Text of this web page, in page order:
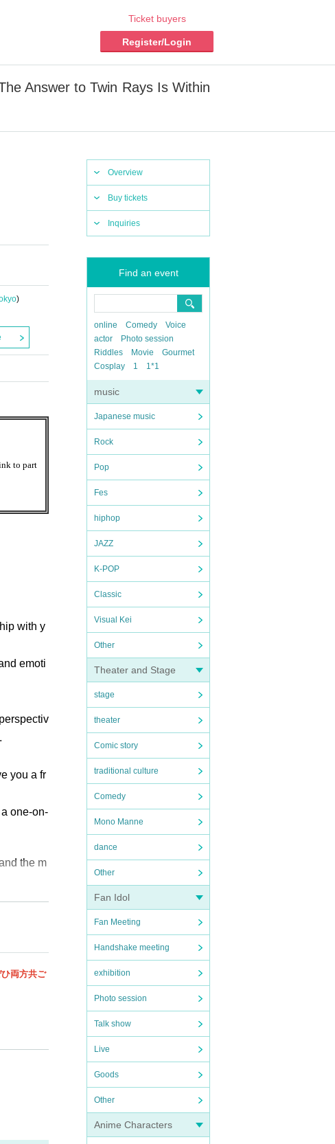
Ticket buyers
Register/Login
Answer to Twin Rays Is Within
Overview
Buy tickets
Inquiries
Find an event
online Comedy
Voice
actor
Photo session
Riddles
Movie
Gourmet
Cosplay
1 1*1
music
Japanese music
Rock
Pop
Fes
hiphop
JAZZ
K-POP
Classic
Visual Kei
Other
Theater and Stage
stage
theater
Comic story
traditional culture
Comedy
Mono Manne
dance
Other
Fan Idol
Fan Meeting
Handshake meeting
exhibition
Photo session
Talk show
Live
Goods
Other
Anime Characters
)
to part
with y
emoti
you a fr
one-on-
the m
両方共ご
す。